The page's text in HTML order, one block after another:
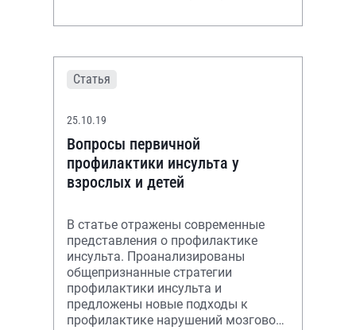
частоты первичных форм с
Статья
25.10.19
Вопросы первичной
профилактики инсульта у
взрослых и детей
В статье отражены современные
представления о профилактике
инсульта. Проанализированы
общепризнанные стратегии
профилактики инсульта и
предложены новые подходы к
профилактике нарушений мозгового